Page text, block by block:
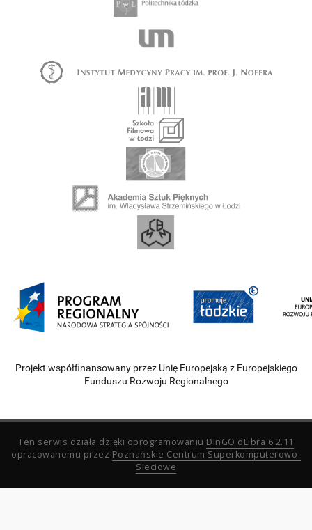
Projekt współfinansowany przez Unię Europejską z Europejskiego
Funduszu Rozwoju Regionalnego
Ten serwis działa dzięki oprogramowaniu DInGO dLibra 6.2.11
opracowanemu przez Poznańskie Centrum Superkomputerowo-
Sieciowe